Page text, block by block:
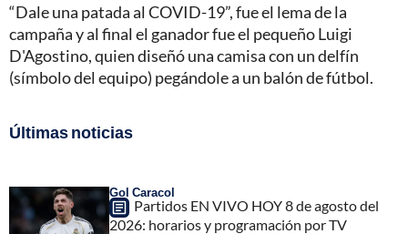
“Dale una patada al COVID-19”, fue el lema de la
campaña y al final el ganador fue el pequeño Luigi
D'Agostino, quien diseñó una camisa con un delfín
(símbolo del equipo) pegándole a un balón de fútbol.
Últimas noticias
Gol Caracol
Partidos EN VIVO HOY 8 de agosto del
2026: horarios y programación por TV